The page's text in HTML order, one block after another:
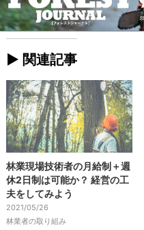
► 関連記事
林業現場技術者の月給制＋週
休2日制は可能か？ 経営の工
夫をしてみよう
2021/05/26
林業者の取り組み